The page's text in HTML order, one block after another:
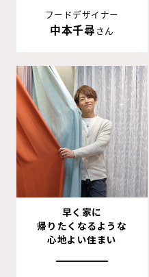
フードデザイナー
中本千尋 さん
早く家に
帰りたくなるような
心地よい住まい